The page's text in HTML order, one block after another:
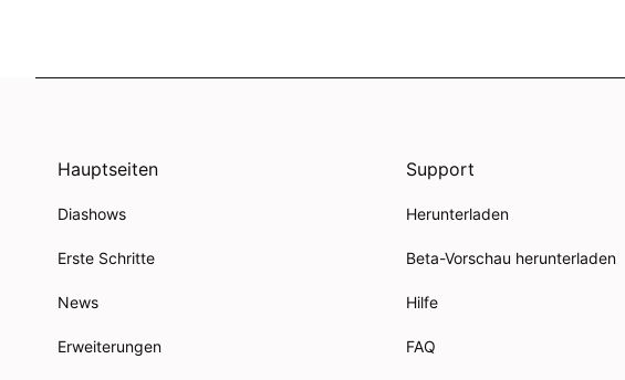
Hauptseiten
Diashows
Erste Schritte
News
Erweiterungen
Support
Herunterladen
Beta-Vorschau herunterladen
Hilfe
FAQ